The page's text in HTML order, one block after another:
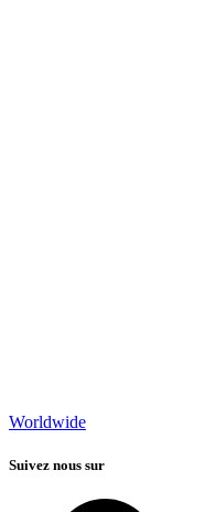
Worldwide
Suivez nous sur